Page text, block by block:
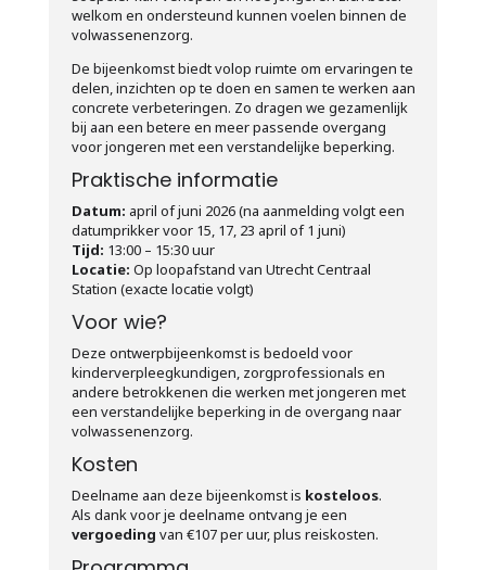
welkom en ondersteund kunnen voelen binnen de
volwassenenzorg.
De bijeenkomst biedt volop ruimte om ervaringen te
delen, inzichten op te doen en samen te werken aan
concrete verbeteringen. Zo dragen we gezamenlijk
bij aan een betere en meer passende overgang
voor jongeren met een verstandelijke beperking.
Praktische informatie
Datum: april of juni 2026 (na aanmelding volgt een
datumprikker voor 15, 17, 23 april of 1 juni)
Tijd: 13:00 – 15:30 uur
Locatie: Op loopafstand van Utrecht Centraal
Station (exacte locatie volgt)
Voor wie?
Deze ontwerpbijeenkomst is bedoeld voor
kinderverpleegkundigen, zorgprofessionals en
andere betrokkenen die werken met jongeren met
een verstandelijke beperking in de overgang naar
volwassenenzorg.
Kosten
Deelname aan deze bijeenkomst is kosteloos.
Als dank voor je deelname ontvang je een
vergoeding van €107 per uur, plus reiskosten.